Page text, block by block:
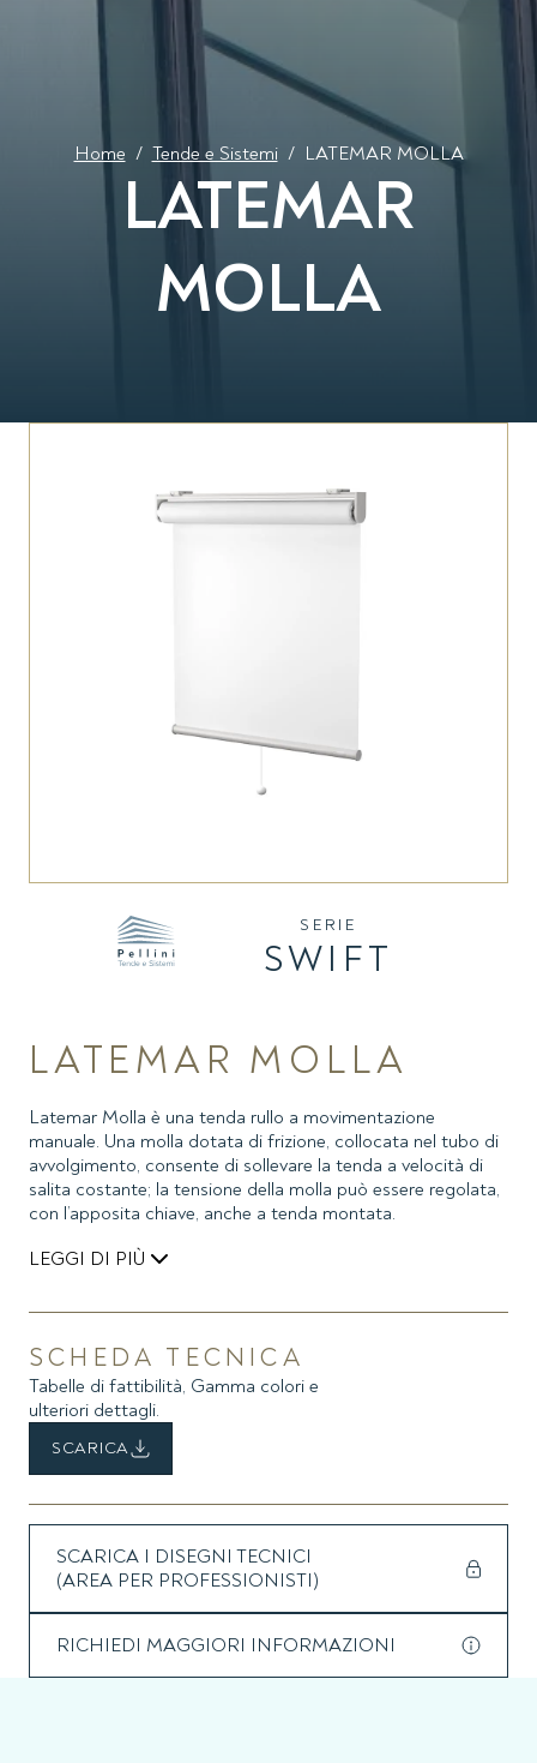
Home / Tende e Sistemi / LATEMAR MOLLA
LATEMAR
MOLLA
SERIE
SWIFT
LATEMAR MOLLA
Latemar Molla è una tenda rullo a movimentazione
manuale. Una molla dotata di frizione, collocata nel tubo di
avvolgimento, consente di sollevare la tenda a velocità di
salita costante; la tensione della molla può essere regolata,
con l’apposita chiave, anche a tenda montata.
LEGGI DI PIÙ
Il modello Latemar Molla è estremamente compatto, di
facile e veloce installazione. Tra gli accessori, una
mantovana in alluminio estruso permette la copertura della
tenda avvolta, proteggendola dagli agenti esterni.
SCHEDA TECNICA
Tabelle di fattibilità, Gamma colori e
ulteriori dettagli.
SCARICA
SCARICA I DISEGNI TECNICI
(AREA PER PROFESSIONISTI)
RICHIEDI MAGGIORI INFORMAZIONI